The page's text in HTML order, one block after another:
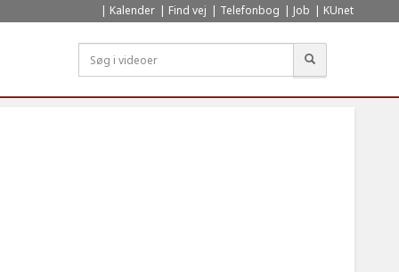
Kalender Find vej Telefonbog Job KUnet